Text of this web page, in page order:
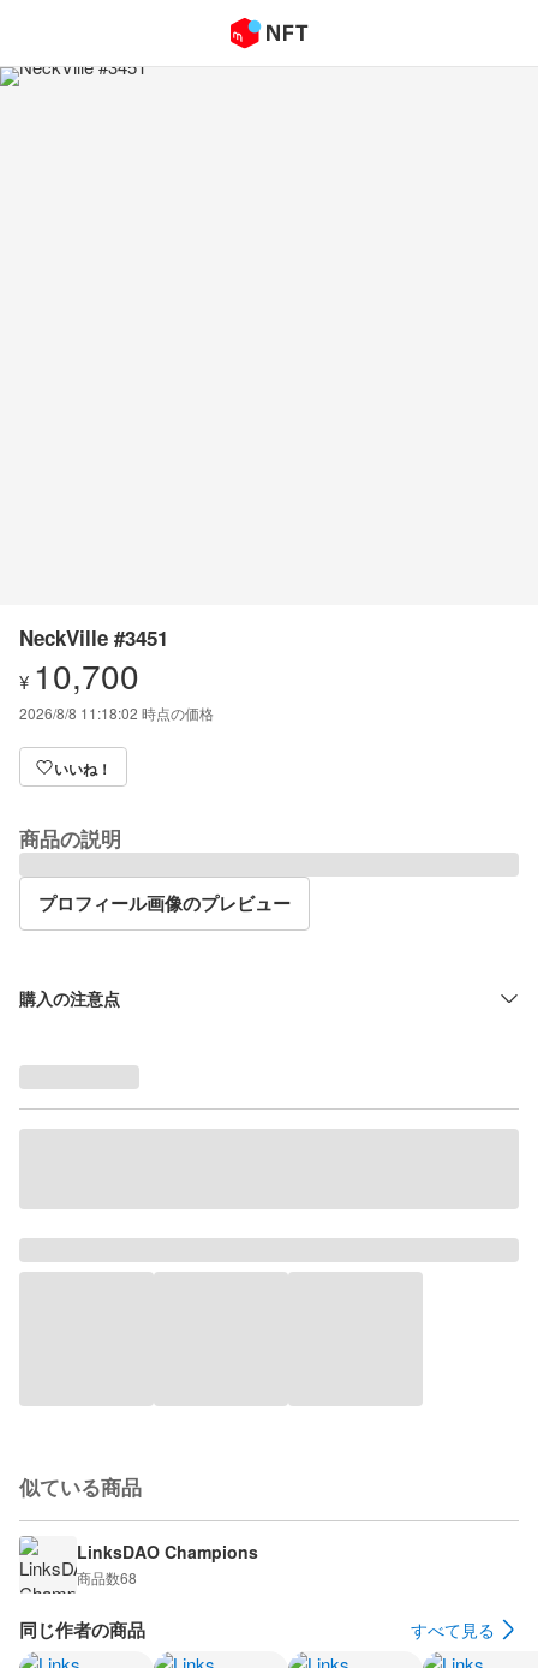
NeckVille #3451
¥ 10,700
2026/8/8 11:18:02 時点の価格
いいね！
商品の説明
プロフィール画像のプレビュー
購入の注意点
似ている商品
LinksDAO Champions
商品数68
同じ作者の商品 すべて見る